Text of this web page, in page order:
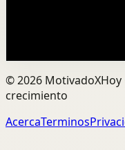
©2026 MotivadoXHoy
crecimiento
AcercaTerminos